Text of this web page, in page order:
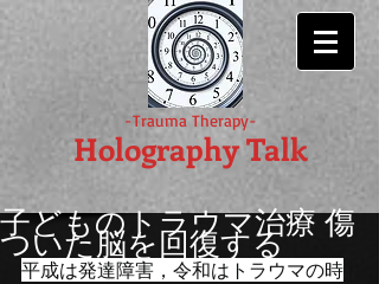
-Trauma Therapy-
Holography Talk
子どものトラウマ治療 傷
ついた脳を回復する
平成は発達障害，令和はトラウマの時